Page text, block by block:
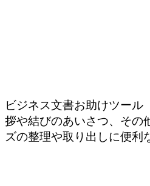
ビジネス文書お助けツール
拶や結びのあいさつ、その
ズの整理や取り出しに便利